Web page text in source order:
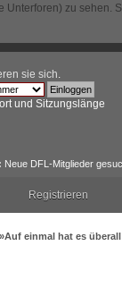
zu
sie sich
und Sitzungslänge
Neue DFL-Mitglieder
Registrieren
»Auf einmal hat es